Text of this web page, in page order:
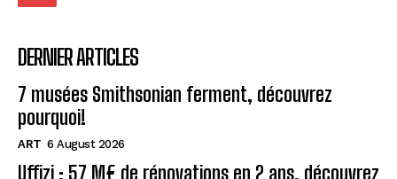
DERNIER ARTICLES
7 musées Smithsonian ferment, découvrez
pourquoi!
ART 6 August 2026
Uffizi : 57 M€ de rénovations en 2 ans, découvrez